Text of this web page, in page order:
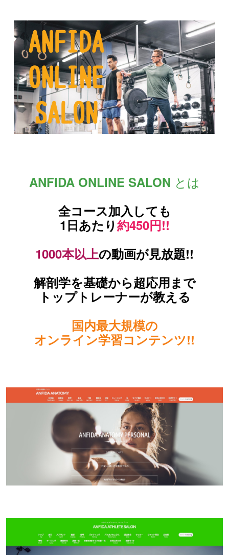
ANFIDA ONLINE SALON とは
全コース加入しても
1日あたり約450円!!
1000本以上の動画が見放題!!
解剖学を基礎から超応用まで
トップトレーナーが教える
国内最大規模の
オンライン学習コンテンツ!!